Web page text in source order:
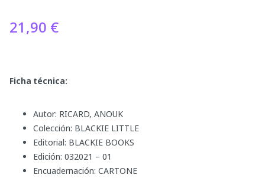
21,90 €
Ficha técnica:
Autor: RICARD, ANOUK
Colección: BLACKIE LITTLE
Editorial: BLACKIE BOOKS
Edición: 032021 – 01
Encuadernación: CARTONE